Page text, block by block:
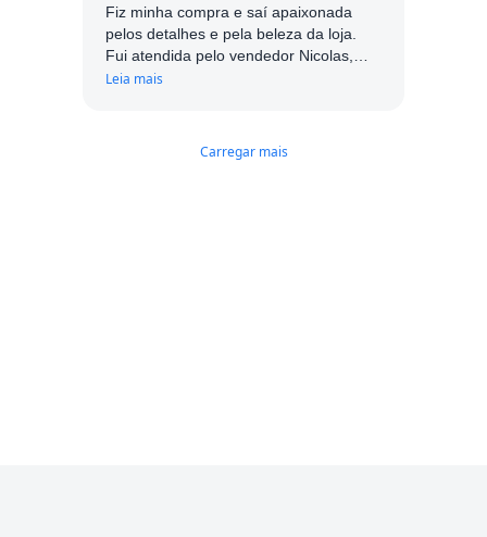
Fiz minha compra e saí apaixonada
pelos detalhes e pela beleza da loja.
Fui atendida pelo vendedor Nicolas,
muito simpático e atencioso. Com
Leia mais
Carregar mais